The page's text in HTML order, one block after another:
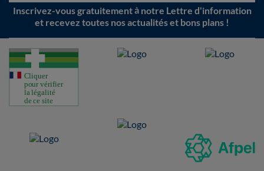
Inscrivez-vous gratuitement à notre Lettre d'information
et recevez toutes nos actualités et bons plans !